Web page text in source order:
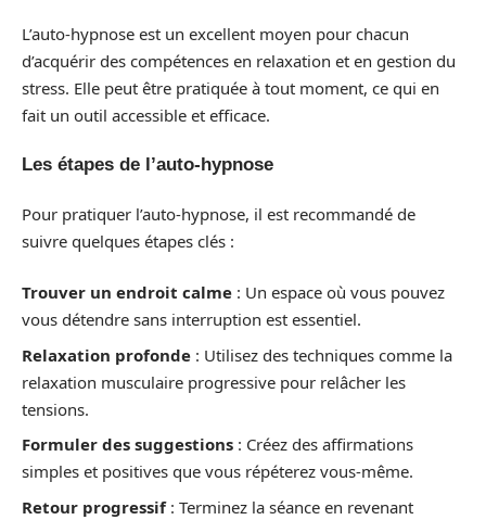
L’auto-hypnose est un excellent moyen pour chacun
d’acquérir des compétences en relaxation et en gestion du
stress. Elle peut être pratiquée à tout moment, ce qui en
fait un outil accessible et efficace.
Les étapes de l’auto-hypnose
Pour pratiquer l’auto-hypnose, il est recommandé de
suivre quelques étapes clés :
Trouver un endroit calme : Un espace où vous pouvez
vous détendre sans interruption est essentiel.
Relaxation profonde : Utilisez des techniques comme la
relaxation musculaire progressive pour relâcher les
tensions.
Formuler des suggestions : Créez des affirmations
simples et positives que vous répéterez vous-même.
Retour progressif: Terminez la séance en revenant